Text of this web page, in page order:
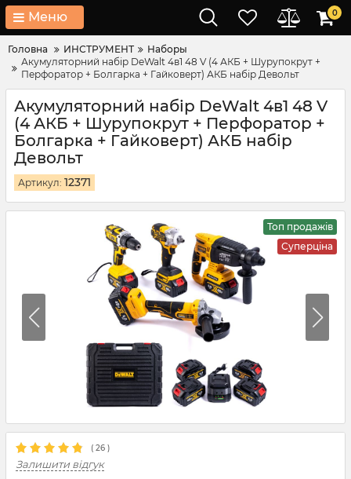
Меню 0
Головна ИНСТРУМЕНТ
Наборы
Акумуляторний набір DeWalt 4в1 48 V (4 АКБ + Шурупокрут +
Перфоратор + Болгарка + Гайковерт) АКБ набір Девольт
Акумуляторний набір DeWalt 4в1 48 V
(4 АКБ + Шурупокрут + Перфоратор +
Болгарка + Гайковерт) АКБ набір
Девольт
Артикул: 12371
Топ продажів
Суперціна
( 26 )
Залишити відгук